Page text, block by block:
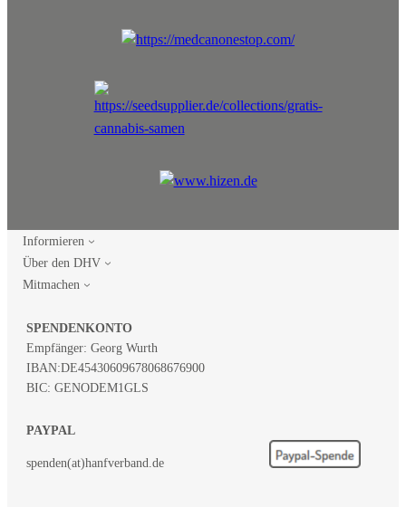
Informieren
Über den DHV
Mitmachen
SPENDENKONTO
Empfänger: Georg Wurth
IBAN:DE45430609678068676900
BIC: GENODEM1GLS
PAYPAL
spenden(at)hanfverband.de